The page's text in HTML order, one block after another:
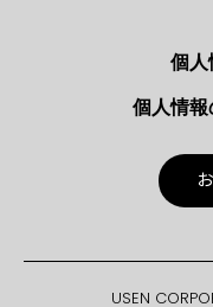
個人
個人情報
USEN